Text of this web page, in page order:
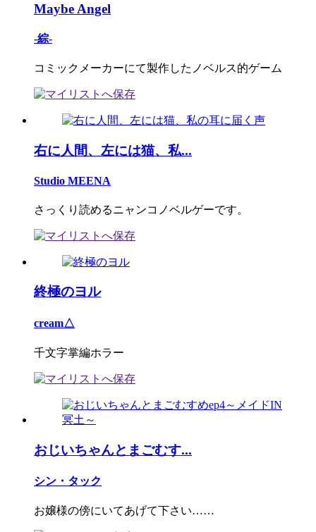
Maybe Angel
-綜-
コミックメーカーにて製作したノベルス的ゲーム
右に人間、左には猫、私...
Studio MEENA
さっくり読めるニャンコノベルゲーです。
終極のヨル
cream△
千文字掌編ホラー
おじいちゃんとまごむす...
シン・タック
お嬢様の傍にいてあげて下さい……